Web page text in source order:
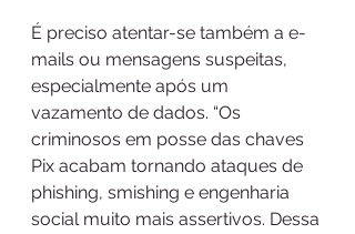
É preciso atentar-se também a e-
mails ou mensagens suspeitas,
especialmente após um
vazamento de dados. “Os
criminosos em posse das chaves
Pix acabam tornando ataques de
phishing, smishing e engenharia
social muito mais assertivos. Dessa